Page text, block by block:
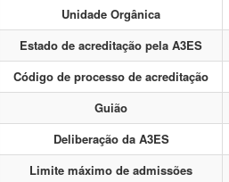
Unidade Orgânica
Estado de acreditação pela A3ES
Código de processo de acreditação
Guião
Deliberação da A3ES
Limite máximo de admissões